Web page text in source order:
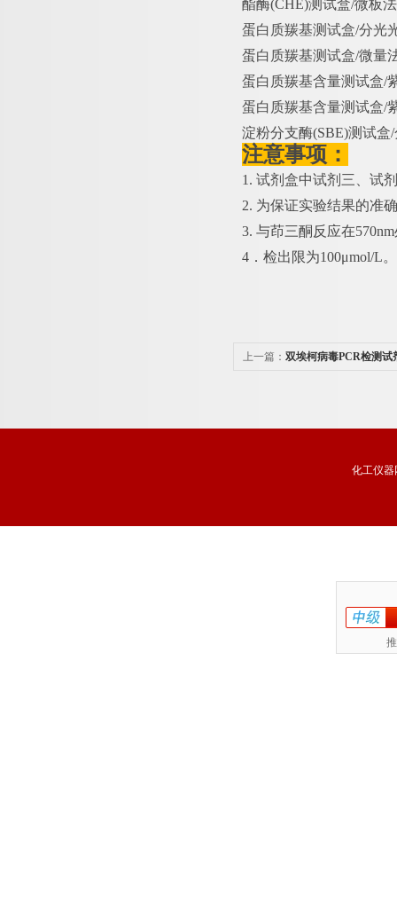
酯酶(CHE)测试盒/微板
蛋白质羰基测试盒/分光
蛋白质羰基测试盒/微量
蛋白质羰基含量测试盒/
蛋白质羰基含量测试盒/
淀粉分支酶(SBE)测试盒
注意事项：
1. 试剂盒中试剂三、试
2. 为保证实验结果的准
3. 与茚三酮反应在
4．检出限为100μmol/L。
上一篇： 双埃柯病毒PCR检测试
化工仪器